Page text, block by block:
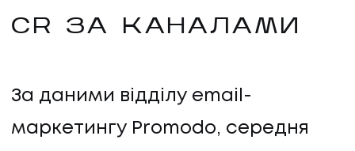
CR ЗА КАНАЛАМИ
За даними відділу email-
маркетингу Promodo, середня